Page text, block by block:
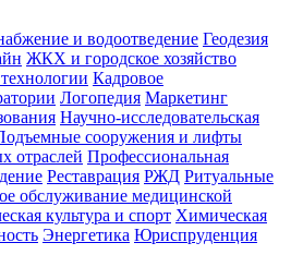
и водоотведение Геодезия
ЖКХ и городское хозяйство
Кадровое
Логопедия Маркетинг
Научно-исследовательская
сооружения и лифты
отраслей Профессиональная
Реставрация РЖД Ритуальные
обслуживание медицинской
культура и спорт Химическая
Энергетика Юриспруденция